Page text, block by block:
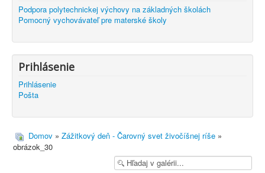
Podpora polytechnickej výchovy na základných školách
Pomocný vychovávateľ pre materské školy
Prihlásenie
Prihlásenie
Pošta
Domov » Zážitkový deň - Čarovný svet živočíšnej ríše »
obrázok_30